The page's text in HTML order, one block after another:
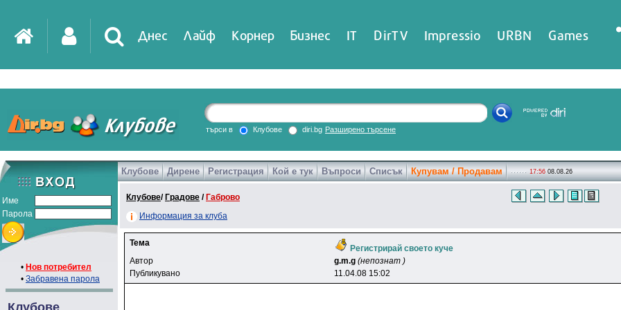
Днес Лайф Корнер Бизнес IT DirTV Impressio URBN Games
търси в Клубове diri.bg Разширено търсене
Име
Парола
• Нов потребител
• Забравена парола
Клубове
Клубове Дирене Регистрация Кой е тук Въпроси Списък Купувам / Продавам 17:56 08.08.26
Клубове/ Градове / Габрово
Информация за клуба
Тема
Регистрирай своето куче
Автор
g.m.g (непознат )
Публикувано
11.04.08 15:02